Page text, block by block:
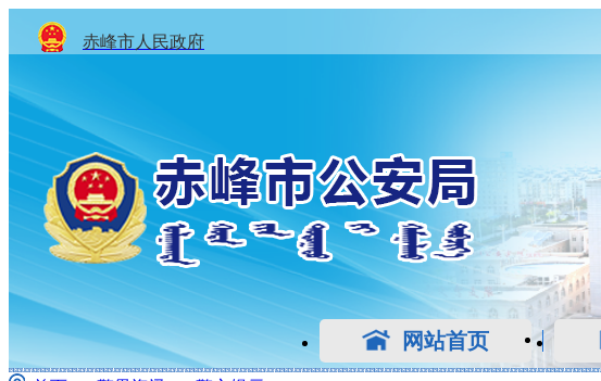
赤峰市人民政府
网站首页